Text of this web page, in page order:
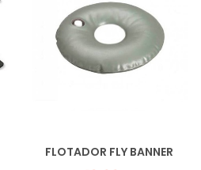
FLOTADOR FLY BANNER